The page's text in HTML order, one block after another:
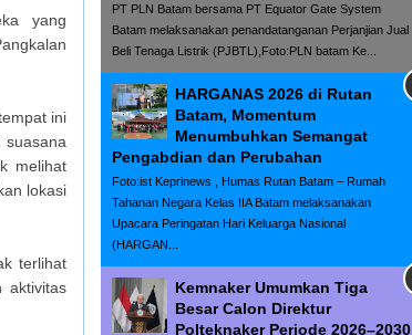
yang
ini
melihat
lokasi
terlihat
aktivitas
PT PLN Batam bersama PT Equator Gate System
Batam melaksanakan penandatanganan Perjanjian Jual
Beli Tenaga Listrik (PJBTL),Foto:PLN batam Ke...
HARGANAS 2026 di Rutan
Batam, Momentum
Menumbuhkan Semangat
Pengabdian dan Perubahan
Foto:ist Keprinews , Humas Rutan Batam – Rumah
Tahanan Negara Kelas IIA Batam melaksanakan
Upacara Peringatan Hari Keluarga Nasional
(HARGAN...
Kemnaker Umumkan Tiga
Besar Calon Direktur
Polteknaker Periode 2026–2030